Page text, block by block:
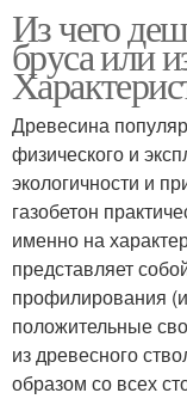
Из чего
бруса или
Древесина
физического и
экологичности и
газобетон
именно на
представляет
профилирования
положительные
из древесного
образом со всех